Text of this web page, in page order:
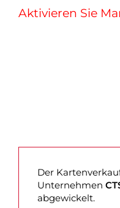
Aktivieren Sie
Der
Unternehmen
abgewickelt.